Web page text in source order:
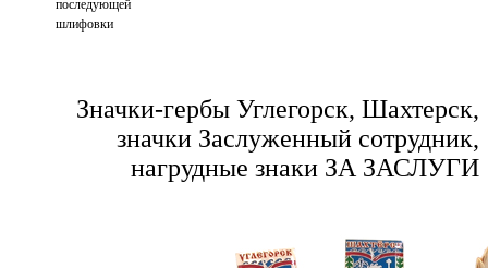
последующей
шлифовки
Значки-гербы Углегорск, Шахтерск,
значки Заслуженный сотрудник,
нагрудные знаки ЗА ЗАСЛУГИ